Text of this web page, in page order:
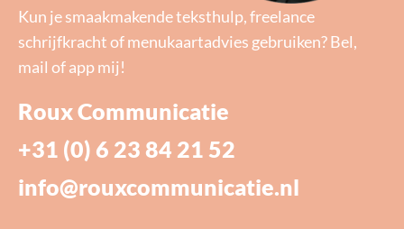
Kun je smaakmakende teksthulp, freelance
schrijfkracht of menukaartadvies gebruiken? Bel,
mail of app mij!
Roux Communicatie
+31 (0) 6 23 84 21 52
info@rouxcommunicatie.nl